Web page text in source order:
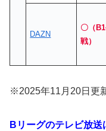
DAZN
〇（
戦）
※2025年11月20日更
Bリーグのテレビ放